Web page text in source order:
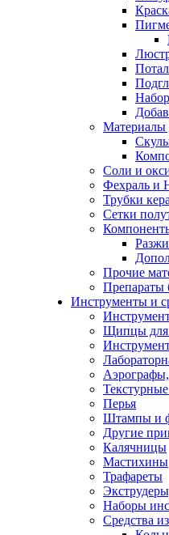
Материалы
Соли и
Фехраль и
Трубки
Сетки
Прочие
Препараты
Инструменты и
Щипцы для
Перья
Штампы и
Другие
Калячницы
Мастихины
Трафареты
Наборы
Средства